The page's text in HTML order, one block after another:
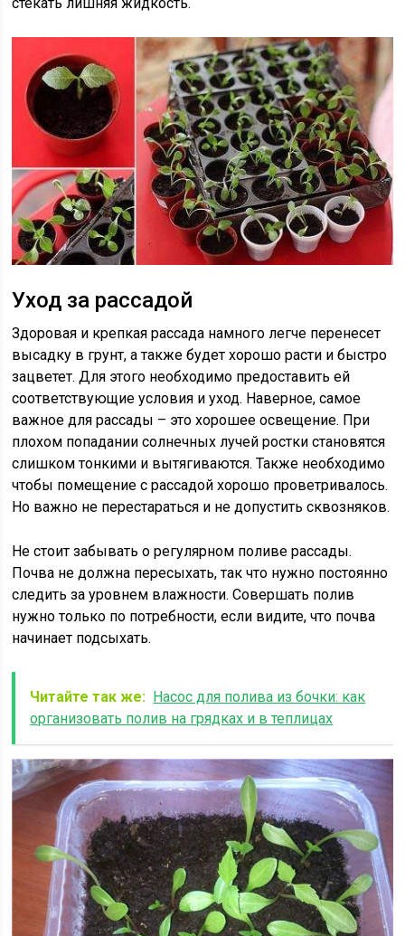
Уход за рассадой
Здоровая и крепкая рассада намного легче перенесет
высадку в грунт, а также будет хорошо расти и быстро
зацветет. Для этого необходимо предоставить ей
соответствующие условия и уход. Наверное, самое
важное для рассады – это хорошее освещение. При
плохом попадании солнечных лучей ростки становятся
слишком тонкими и вытягиваются. Также необходимо
чтобы помещение с рассадой хорошо проветривалось.
Но важно не перестараться и не допустить сквозняков.
Не стоит забывать о регулярном поливе рассады.
Почва не должна пересыхать, так что нужно постоянно
следить за уровнем влажности. Совершать полив
нужно только по потребности, если видите, что почва
начинает подсыхать.
Читайте так же: Насос для полива из бочки: как
организовать полив на грядках и в теплицах